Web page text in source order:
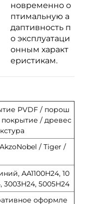
новременно о
птимальную а
даптивность п
о эксплуатаци
онным характ
еристикам.
PVDF / порош
покрытие / древес
/ Tiger /
AA1100H24, 10
3003H24, 5005H24
оформле